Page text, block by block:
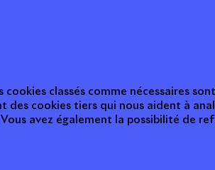
classés comme nécessaires
cookies tiers qui nous aident à
avez également la possibilité de